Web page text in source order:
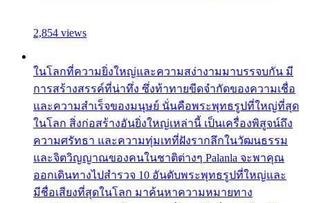
2,854 views
ในโลกที่ความยิ่งใหญ่และความสง่างามมาบรรจบกัน มี
การสร้างสรรค์ที่น่าทึ่ง ซึ่งท้าทายขีดจำกัดของความเชื่อ
และความสำเร็จของมนุษย์ นั่นคือพระพุทธรูปที่ใหญ่ที่สุด
ในโลก สิ่งก่อสร้างอันยิ่งใหญ่เหล่านี้ เป็นเครื่องพิสูจน์ถึง
ความศรัทธา และความทุ่มเทที่ฝังรากลึกในวัฒนธรรม
และจิตวิญญาณของคนในชาติต่างๆ Palanla จะพาคุณ
ออกเดินทางไปสำรวจ 10 อันดับพระพุทธรูปที่ใหญ่และ
มีชื่อเสียงที่สุดในโลก มาค้นหาความหมายทาง